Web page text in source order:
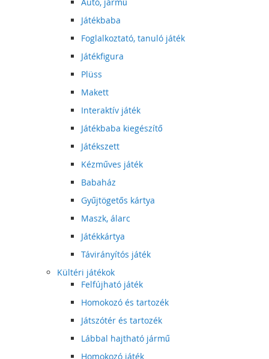
Játékbaba
Foglalkoztató, tanuló játék
Játékfigura
Plüss
Makett
Interaktív játék
Játékbaba kiegészítő
Játékszett
Kézműves játék
Babaház
Gyűjtögetős kártya
Maszk, álarc
Játékkártya
Távirányítós játék
Kültéri játékok
Felfújható játék
Homokozó és tartozék
Játszótér és tartozék
Lábbal hajtható jármű
Homokozó játék